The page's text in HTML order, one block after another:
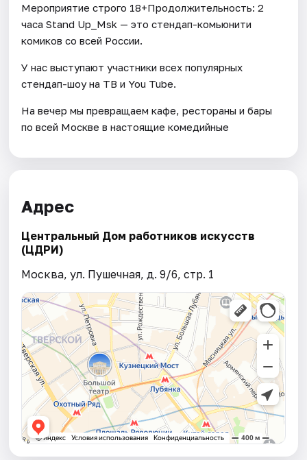
Мероприятие строго 18+Продолжительность: 2
часа Stand Up_Msk — это стендап-комьюнити
комиков со всей России.
У нас выступают участники всех популярных
стендап-шоу на ТВ и You Tube.
На вечер мы превращаем кафе, рестораны и бары
по всей Москве в настоящие комедийные
Адрес
Центральный Дом работников искусств
(ЦДРИ)
Москва, ул. Пушечная, д. 9/6, стр. 1